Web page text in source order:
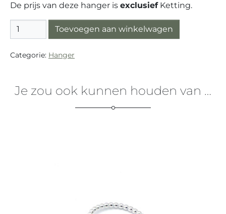
De prijs van deze hanger is exclusiefKetting.
Hanger Zilver (925) Kleine Knoop aantal
Toevoegen aan winkelwagen
Categorie: Hanger
Je zou ook kunnen houden van …